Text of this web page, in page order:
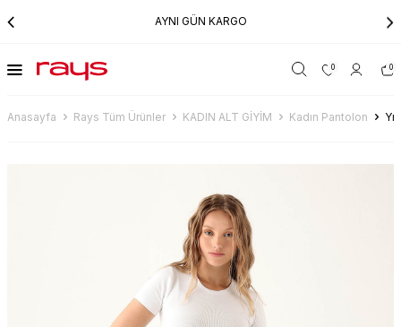
AYNI GÜN KARGO
0 0
Anasayfa Rays Tüm Ürünler KADIN ALT GİYİM Kadın Pantolon